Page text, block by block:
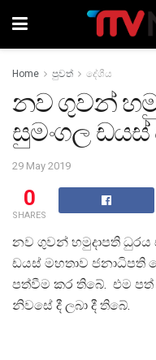
Home පුවත් දේශීය
නව ගුවන්
සුමංගල
29 May 2019
0
SHARES
නව ගුවන් හමුදාපති ධුරය
ඩයස් මහතාව ජනාධිපති
පත්වීම කර තිබේ. එම පත්
නිවසේ දී ලබා දී තිබේ.